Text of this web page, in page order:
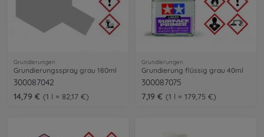
Grundierungen
Grundierungsspray grau 180ml
300087042
14,79 €
1 l = 82,17 €
Grundierungen
Grundierung flüssig grau 40ml
300087075
7,19 €
1 l = 179,75 €